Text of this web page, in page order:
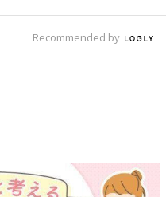
Recommended by